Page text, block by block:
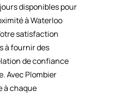
disponibles pour
à Waterloo
satisfaction
à fournir des
de confiance
Avec Plombier
à chaque